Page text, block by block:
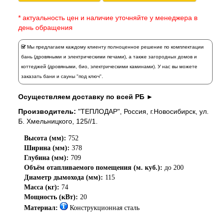
* актуальность цен и наличие уточняйте у менеджера в
день обращения
Мы предлагаем каждому клиенту полноценное решение по комплектации
бань (дровяными и электрическими печами), а также загородных домов и
коттеджей (дровяными, био, электрическими каминами). У нас вы можете
заказать бани и сауны "под ключ".
Осуществляем доставку по всей РБ ►
Производитель: "ТЕПЛОДАР", Россия, г.Новосибирск, ул.
Б. Хмельницкого, 125//1.
Высота (мм): 752
Ширина (мм): 378
Глубина (мм): 709
Объём отапливаемого помещения (м. куб.): до 200
Диаметр дымохода (мм): 115
Масса (кг): 74
Мощность (кВт): 20
Материал:
Конструкционная сталь